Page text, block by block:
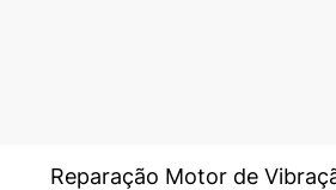
Reparação Motor de